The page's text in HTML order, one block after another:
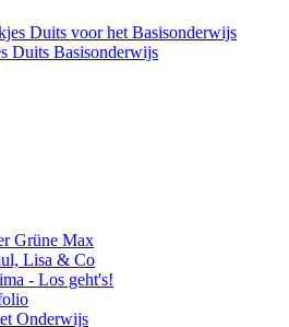
Duits voor het Basisonderwijs
Duits Basisonderwijs
Grüne Max
Lisa & Co
- Los geht's!
Onderwijs